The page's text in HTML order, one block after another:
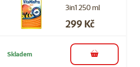
3in1 250 ml
Cena
299 Kč
Skladem do košíku